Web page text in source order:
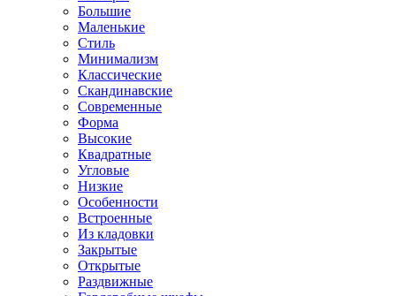
Большие
Маленькие
Стиль
Минимализм
Классические
Скандинавские
Современные
Форма
Высокие
Квадратные
Угловые
Низкие
Особенности
Встроенные
Из кладовки
Закрытые
Открытые
Раздвижные